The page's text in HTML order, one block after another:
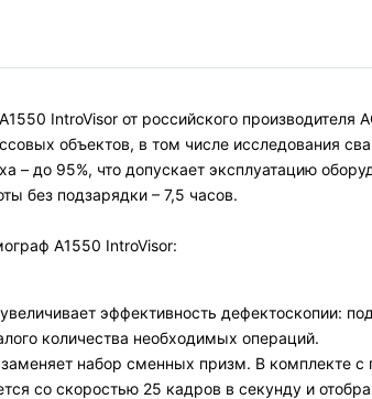
IntroVisor от российского
объектов, в том числе исследования
– до 95%, что допускает эксплуатацию
без подзарядки – 7,5 часов.
А1550 IntroVisor:
эффективность дефектоскопии:
количества необходимых операций.
набор сменных призм. В комплекте с
со скоростью 25 кадров в секунду и